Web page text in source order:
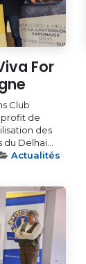
For
Club
profit de
des
Delhai...
Actualités